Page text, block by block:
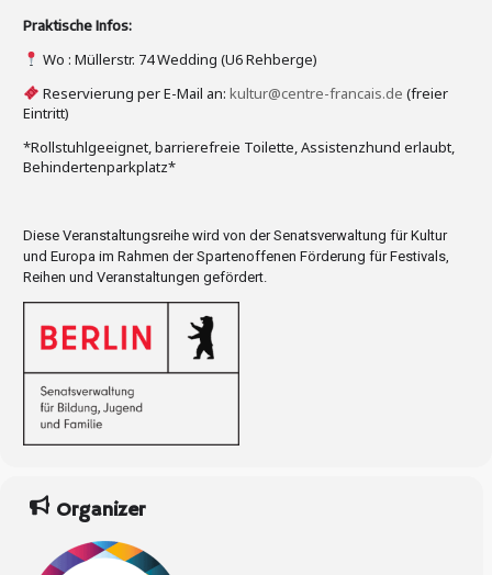
Praktische Infos:
Wo : Müllerstr. 74 Wedding (U6 Rehberge)
Reservierung per E-Mail an: kultur@centre-francais.de (freier
Eintritt)
*Rollstuhlgeeignet, barrierefreie Toilette, Assistenzhund erlaubt,
Behindertenparkplatz*
Diese Veranstaltungsreihe wird von der Senatsverwaltung für Kultur
und Europa im Rahmen der Spartenoffenen Förderung für Festivals,
Reihen und Veranstaltungen gefördert.
Organizer